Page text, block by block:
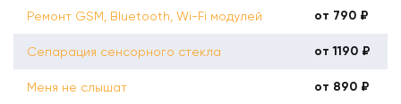
Ремонт GSM, Bluetooth, Wi-Fi модулей от 790 ₽
Сепарация сенсорного стекла от 1190 ₽
Меня не слышат от 890 ₽